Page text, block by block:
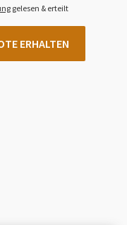
gelesen & erteilt
ERHALTEN